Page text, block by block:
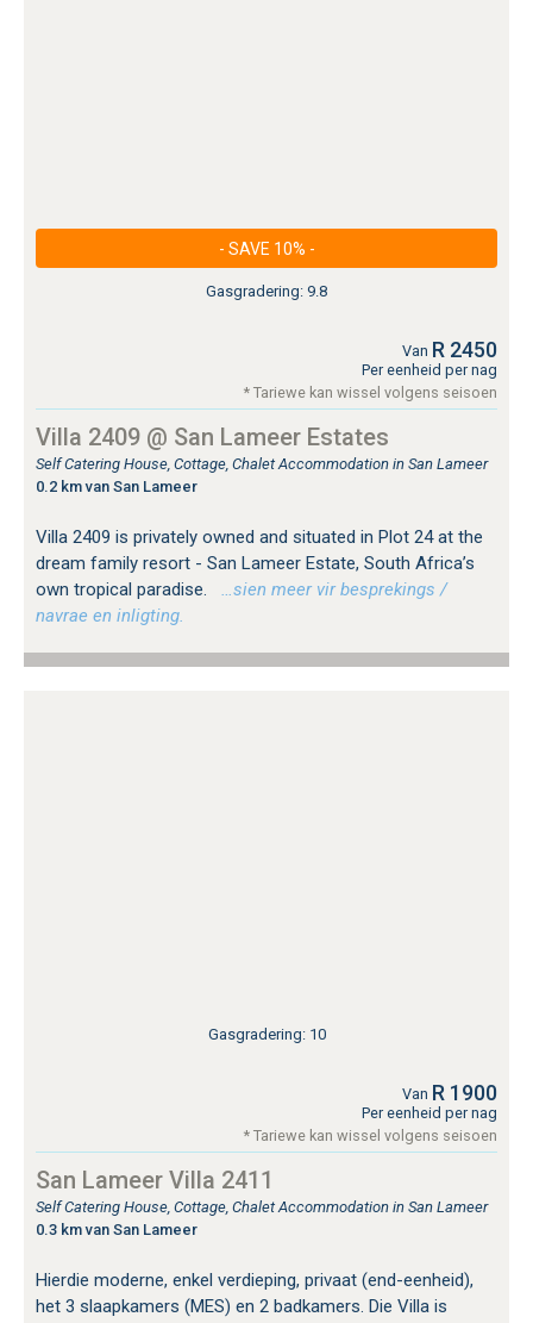
- SAVE 10% -
Gasgradering: 9.8
Van R 2450
Per eenheid per nag
* Tariewe kan wissel volgens seisoen
Villa 2409 @ San Lameer Estates
Self Catering House, Cottage, Chalet Accommodation in San Lameer
0.2 km van San Lameer
Villa 2409 is privately owned and situated in Plot 24 at the
dream family resort - San Lameer Estate, South Africa’s
own tropical paradise.
…sien meer vir besprekings /
navrae en inligting.
Gasgradering: 10
Van R 1900
Per eenheid per nag
* Tariewe kan wissel volgens seisoen
San Lameer Villa 2411
Self Catering House, Cottage, Chalet Accommodation in San Lameer
0.3 km van San Lameer
Hierdie moderne, enkel verdieping, privaat (end-eenheid),
het 3 slaapkamers (MES) en 2 badkamers. Die Villa is